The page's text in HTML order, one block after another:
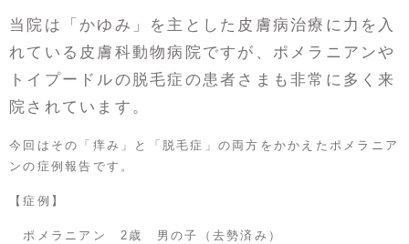
当院は「かゆみ」を主とした皮膚病治療に力を入
れている皮膚科動物病院ですが、ポメラニアンや
トイプードルの脱毛症の患者さまも非常に多く来
院されています。
今回はその「痒み」と「脱毛症」の両方をかかえたポメラニア
ンの症例報告です。
【症例】
ポメラニアン 2歳 男の子（去勢済み）